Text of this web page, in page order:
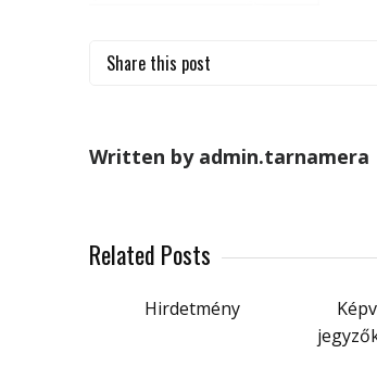
Share this post
Written by admin.tarnamera
Related Posts
Hirdetmény